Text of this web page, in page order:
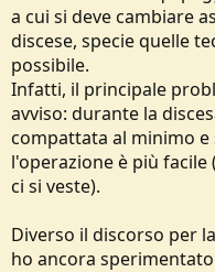
a cui si deve cambiare
discese, specie quelle
possibile.
Infatti, il principale
avviso: durante la
compattata al minimo e
l'operazione è più facile
ci si veste).
Diverso il discorso per
ho ancora